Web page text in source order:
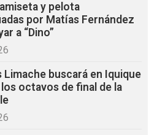
y pelota
por Matías Fernández
a “Dino”
Limache buscará en Iquique
los octavos de final de la